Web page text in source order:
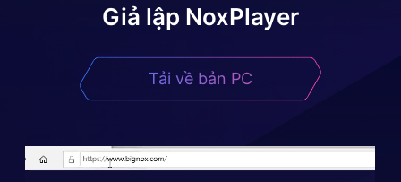
Giả lập NoxPlayer
Tải về bản PC